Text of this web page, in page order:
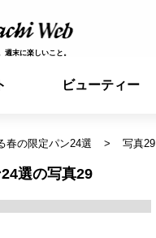
週末に楽しいこと。
ビューティー
春の限定パン24選 写真29
選の写真29